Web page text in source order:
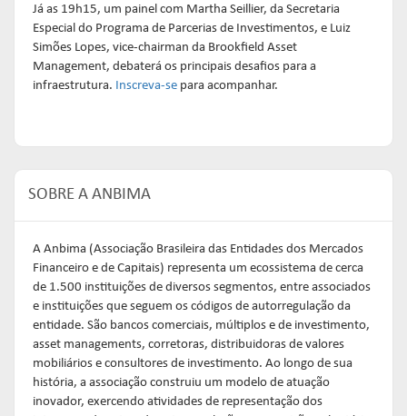
Já as 19h15, um painel com Martha Seillier, da Secretaria
Especial do Programa de Parcerias de Investimentos, e Luiz
Simões Lopes, vice-chairman da Brookfield Asset
Management, debaterá os principais desafios para a
infraestrutura. Inscreva-se para acompanhar.
SOBRE A ANBIMA
A Anbima (Associação Brasileira das Entidades dos Mercados
Financeiro e de Capitais) representa um ecossistema de cerca
de 1.500 instituições de diversos segmentos, entre associados
e instituições que seguem os códigos de autorregulação da
entidade. São bancos comerciais, múltiplos e de investimento,
asset managements, corretoras, distribuidoras de valores
mobiliários e consultores de investimento. Ao longo de sua
história, a associação construiu um modelo de atuação
inovador, exercendo atividades de representação dos